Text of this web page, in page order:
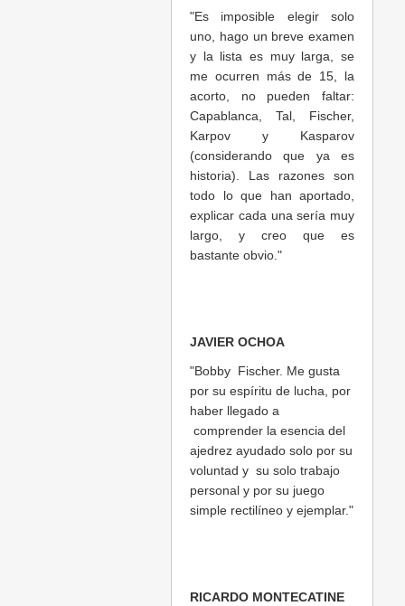
"Es imposible elegir solo
uno, hago un breve examen
y la lista es muy larga, se
me ocurren más de 15, la
acorto, no pueden faltar:
Capablanca, Tal, Fischer,
Karpov y Kasparov
(considerando que ya es
historia). Las razones son
todo lo que han aportado,
explicar cada una sería muy
largo, y creo que es
bastante obvio."
JAVIER OCHOA
"Bobby Fischer. Me gusta
por su espíritu de lucha, por
haber llegado a
comprender la esencia del
ajedrez ayudado solo por su
voluntad y su solo trabajo
personal y por su juego
simple rectilíneo y ejemplar."
RICARDO MONTECATINE